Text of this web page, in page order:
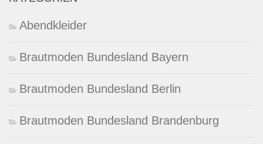
Abendkleider
Brautmoden Bundesland Bayern
Brautmoden Bundesland Berlin
Brautmoden Bundesland Brandenburg